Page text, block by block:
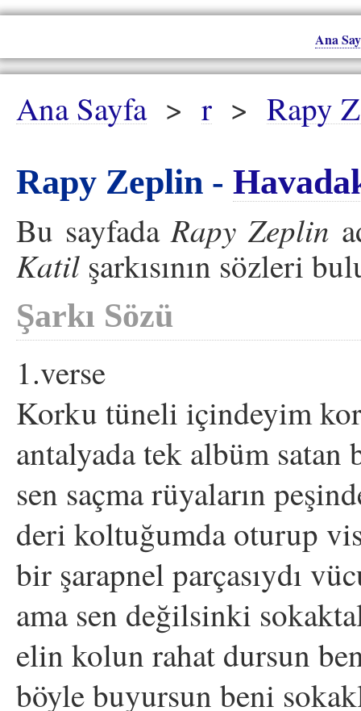
Ana
Ana Sayfa > r > Rapy
Rapy Zeplin -
Bu sayfadaRapy Zeplin
Katil şarkısının sözleri
Şarkı Sözü
1.verse
Korku tüneli içindeyim
antalyada tek albüm satan
sen saçma rüyaların
deri koltuğumda oturup
bir şarapnel parçasıydı
ama sen değilsinki
elin kolun rahat dursun
böyle buyursun beni